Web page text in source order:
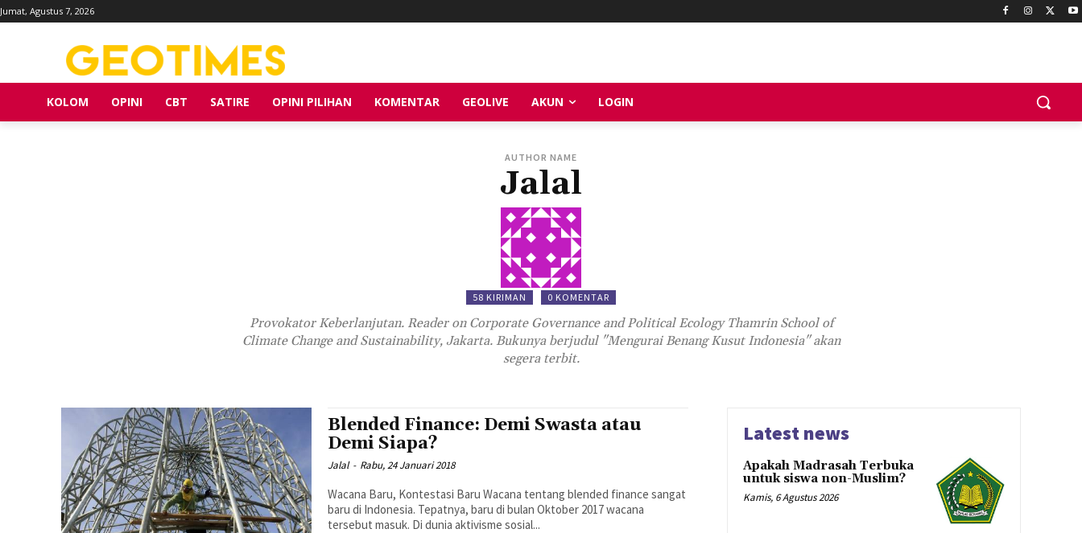
Jumat, Agustus 7, 2026
KOLOM OPINI CBT SATIRE OPINI PILIHAN KOMENTAR GEOLIVE AKUN LOGIN
AUTHOR NAME
Jalal
58 KIRIMAN 0 KOMENTAR
Provokator Keberlanjutan. Reader on Corporate Governance and Political Ecology Thamrin School of
Climate Change and Sustainability, Jakarta. Bukunya berjudul "Mengurai Benang Kusut Indonesia" akan
segera terbit.
Blended Finance: Demi Swasta atau
Demi Siapa?
Jalal - Rabu, 24 Januari 2018
Wacana Baru, Kontestasi Baru Wacana tentang blended finance sangat
baru di Indonesia. Tepatnya, baru di bulan Oktober 2017 wacana
tersebut masuk. Di dunia aktivisme sosial...
Latest news
Apakah Madrasah Terbuka
untuk siswa non-Muslim?
Kamis, 6 Agustus 2026